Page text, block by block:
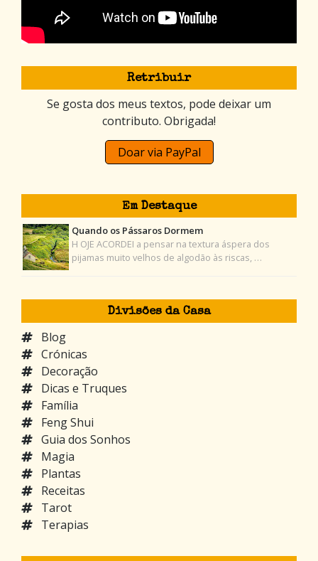
Retribuir
Se gosta dos meus textos, pode deixar um
contributo. Obrigada!
Doar via PayPal
Em Destaque
Quando os Pássaros Dormem
H OJE ACORDEI a pensar na textura áspera dos
pijamas muito velhos de algodão às riscas, …
Divisões da Casa
Blog
Crónicas
Decoração
Dicas e Truques
Família
Feng Shui
Guia dos Sonhos
Magia
Plantas
Receitas
Tarot
Terapias